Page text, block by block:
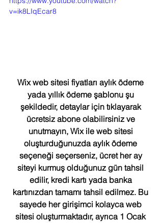
v=ik8LIqEcar8
Wix web sitesi fiyatları aylık ödeme
yada yıllık ödeme şablonu şu
şekildedir, detaylar için tıklayarak
ücretsiz abone olabilirsiniz ve
unutmayın, Wix ile web sitesi
oluşturduğunuzda aylık ödeme
seçeneği seçerseniz, ücret her ay
siteyi kurmuş olduğunuz gün tahsil
edilir, kredi kartı yada banka
kartınızdan tamamı tahsil edilmez. Bu
sayede her girişimci kolayca web
sitesi oluşturmaktadır, ayrıca 1 Ocak